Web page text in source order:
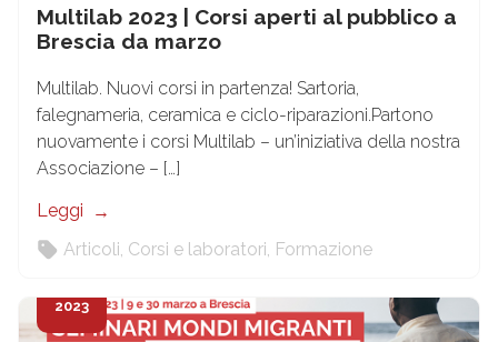
Multilab 2023 | Corsi aperti al pubblico a
Brescia da marzo
Multilab. Nuovi corsi in partenza! Sartoria,
falegnameria, ceramica e ciclo-riparazioni.Partono
nuovamente i corsi Multilab – un’iniziativa della nostra
Associazione – […]
Leggi
Articoli Corsi e laboratori Formazione
14
2023